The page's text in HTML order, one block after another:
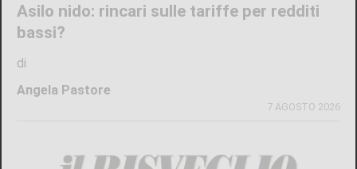
Asilo nido: rincari sulle tariffe per redditi
bassi?
di
Angela Pastore
7 AGOSTO 2026